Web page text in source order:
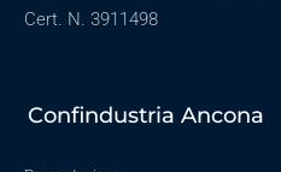
Cert. N. 3911498
Confindustria Ancona